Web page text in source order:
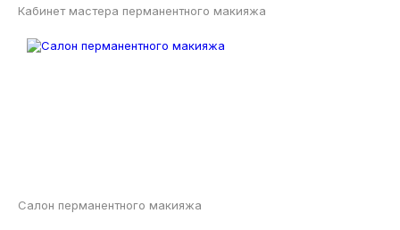
Кабинет мастера перманентного макияжа
Салон перманентного макияжа